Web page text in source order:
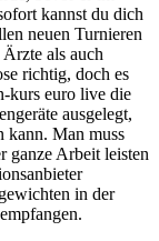
kannst du dich
neuen Turnieren
als auch
richtig, doch es
kurs euro live die
ausgelegt,
kann. Man muss
ganze Arbeit leisten
in der